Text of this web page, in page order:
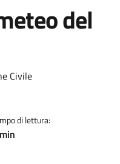
del
Civile
di lettura: